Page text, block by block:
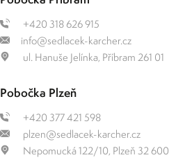
+420 318 626 915
info@sedlacek-karcher.cz
ul. Hanuše Jelínka, Příbram 261 01
Pobočka Plzeň
+420 377 421 598
plzen@sedlacek-karcher.cz
Nepomucká 122/10, Plzeň 32 600